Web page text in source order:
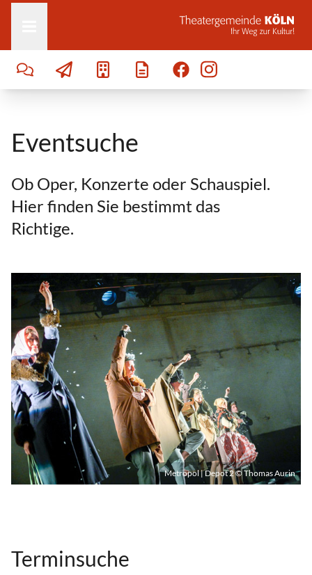
Zum Inhalt springen
Eventsuche
Ob Oper, Konzerte oder Schauspiel.
Hier finden Sie bestimmt das
Richtige.
Metropol | Depot 2 © Thomas Aurin
Terminsuche